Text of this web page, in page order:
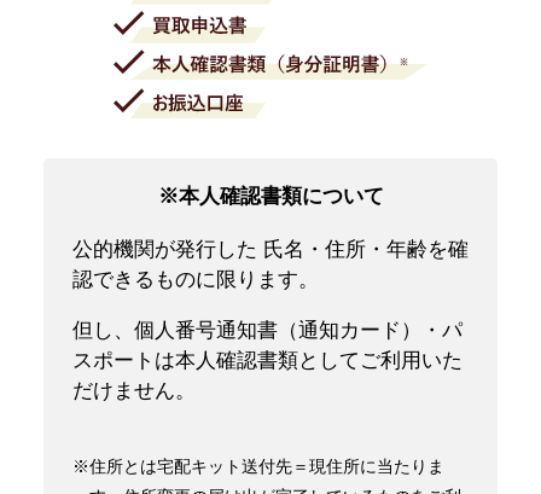
※本人確認書類について
公的機関が発行した 氏名・住所・年齢を確
認できるものに限ります。
但し、個人番号通知書（通知カード）・パ
スポートは本人確認書類としてご利用いた
だけません。
※住所とは宅配キット送付先＝現住所に当たりま